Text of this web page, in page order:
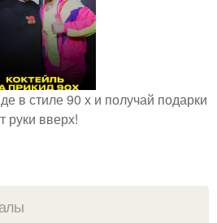
в стиле 90 х и получай подарки
руки вверх!